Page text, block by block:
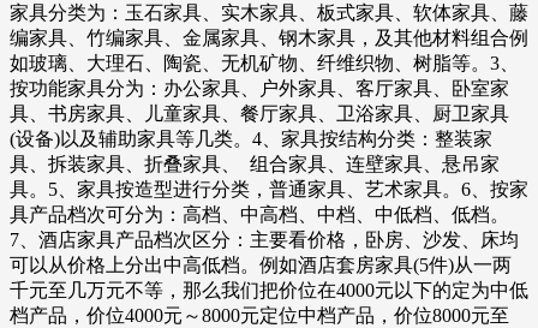
家具分类为：玉石家具、实木家具、板式家具、软体家具、藤
编家具、竹编家具、金属家具、钢木家具，及其他材料组合例
如玻璃、大理石、陶瓷、无机矿物、纤维织物、树脂等。3、
按功能家具分为：办公家具、户外家具、客厅家具、卧室家
具、书房家具、儿童家具、餐厅家具、卫浴家具、厨卫家具
(设备)以及辅助家具等几类。4、家具按结构分类：整装家
具、拆装家具、折叠家具、 组合家具、连壁家具、悬吊家
具。5、家具按造型进行分类，普通家具、艺术家具。6、按家
具产品档次可分为：高档、中高档、中档、中低档、低档。
7、酒店家具产品档次区分：主要看价格，卧房、沙发、床均
可以从价格上分出中高低档。例如酒店套房家具(5件)从一两
千元至几万元不等，那么我们把价位在4000元以下的定为中低
档产品，价位4000元～8000元定位中档产品，价位8000元至